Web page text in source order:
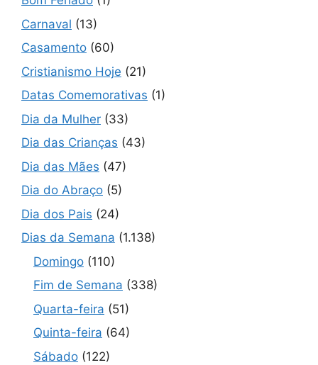
Carnaval (13)
Casamento (60)
Cristianismo Hoje (21)
Datas Comemorativas (1)
Dia da Mulher (33)
Dia das Crianças (43)
Dia das Mães (47)
Dia do Abraço (5)
Dia dos Pais (24)
Dias da Semana (1.138)
Domingo (110)
Fim de Semana (338)
Quarta-feira (51)
Quinta-feira (64)
Sábado (122)